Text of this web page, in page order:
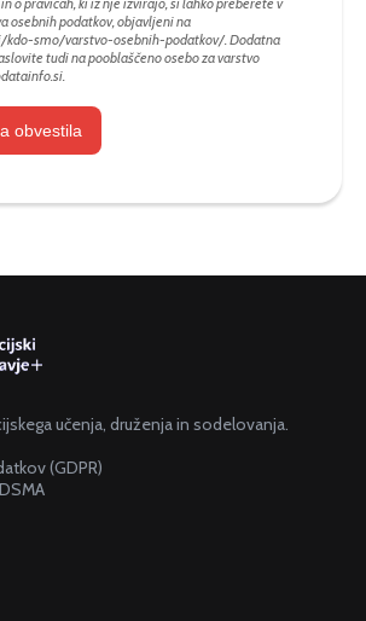
osebnih podatkov, objavljeni na
kdo-smo/varstvo-osebnih-podatkov/. Dodatna
tudi na pooblaščeno osebo za varstvo
obvestila
učenja, druženja in sodelovanja.
(GDPR)